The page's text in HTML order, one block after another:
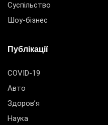
Суспільство
Шоу-бізнес
Публікації
COVID-19
Авто
Здоров’я
Наука